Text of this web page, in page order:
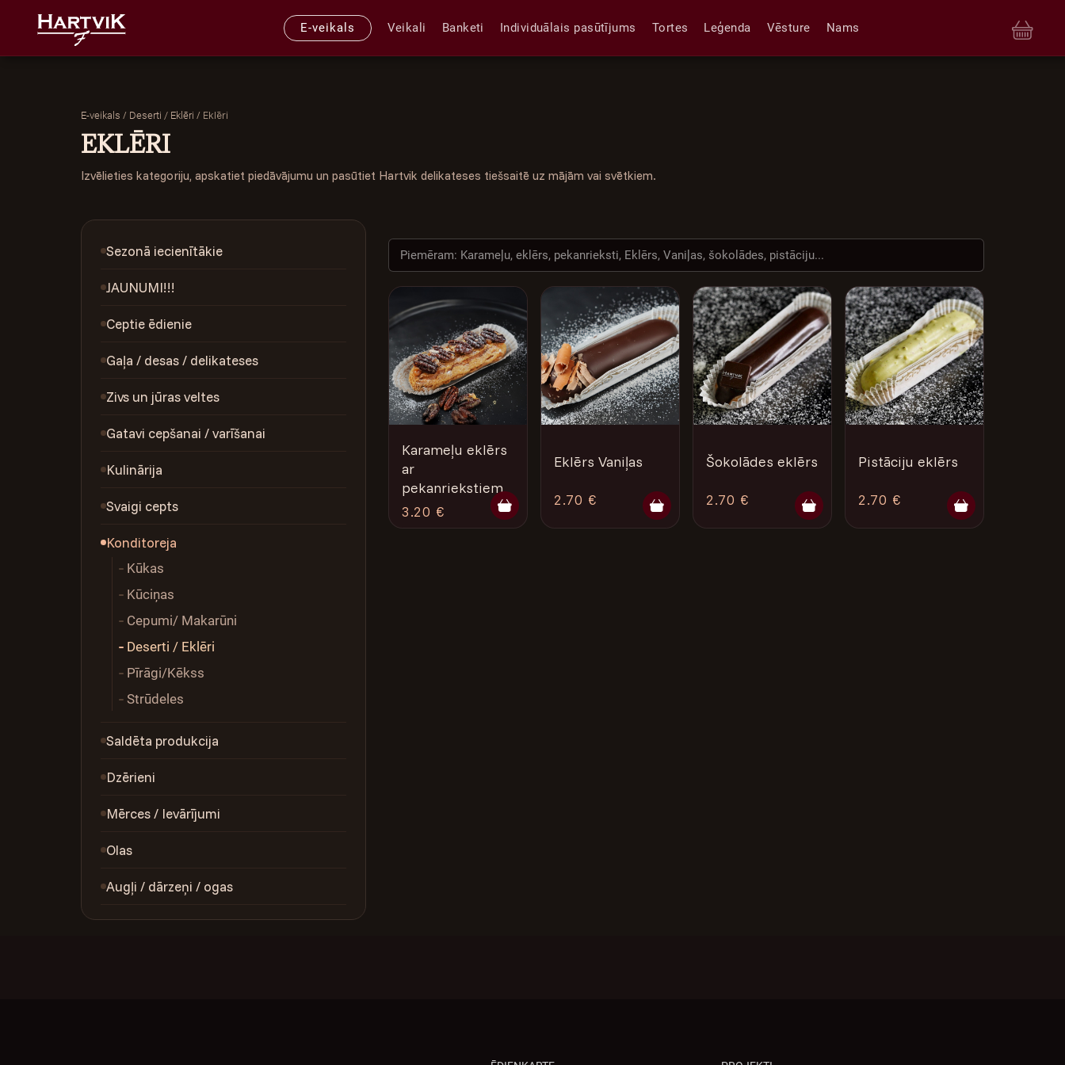
E-veikals Veikali Banketi Individuālais pasūtījums Tortes Leģenda Vēsture Nams
E-veikals / Deserti / Eklēri / Eklēri
EKLĒRI
Izvēlieties kategoriju, apskatiet piedāvājumu un pasūtiet Hartvik delikateses tiešsaitē uz mājām vai svētkiem.
Sezonā iecienītākie
JAUNUMI!!!
Ceptie ēdienie
Gaļa / desas / delikateses
Zivs un jūras veltes
Gatavi cepšanai / varīšanai
Kulinārija
Svaigi cepts
Konditoreja
Kūkas
Kūciņas
Cepumi/ Makarūni
Deserti / Eklēri
Pīrāgi/Kēkss
Strūdeles
Saldēta produkcija
Dzērieni
Mērces / Ievārījumi
Olas
Augļi / dārzeņi / ogas
Karameļu eklērs
ar
pekanriekstiem
3.20 €
Eklērs Vaniļas
2.70 €
Šokolādes eklērs
2.70 €
Pistāciju eklērs
2.70 €